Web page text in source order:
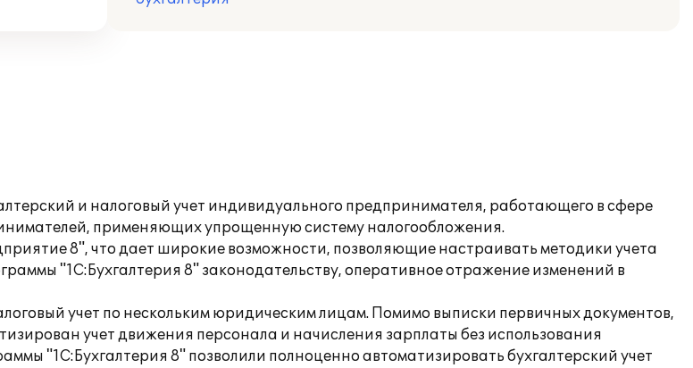
и налоговый учет индивидуального предпринимателя, работающего в сфере
применяющих упрощенную систему налогообложения.
8", что дает широкие возможности, позволяющие настраивать методики учета
"1С:Бухгалтерия 8" законодательству, оперативное отражение изменений в
учет по нескольким юридическим лицам. Помимо выписки первичных документов,
учет движения персонала и начисления зарплаты без использования
"1С:Бухгалтерия 8" позволили полноценно автоматизировать бухгалтерский учет